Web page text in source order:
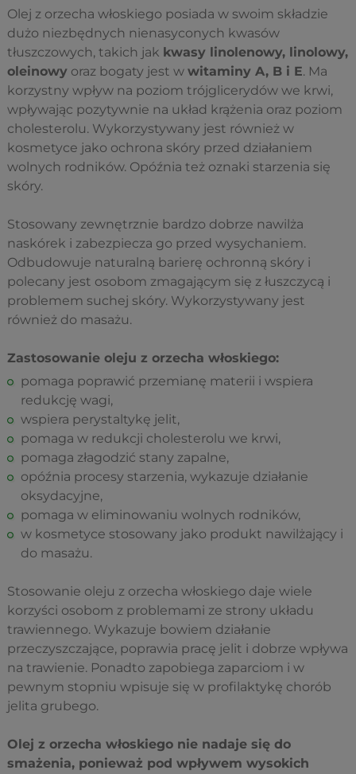
Olej z orzecha włoskiego posiada w swoim składzie
dużo niezbędnych nienasyconych kwasów
tłuszczowych, takich jak kwasy linolenowy, linolowy,
oleinowy oraz bogaty jest w witaminy A, B i E. Ma
korzystny wpływ na poziom trójglicerydów we krwi,
wpływając pozytywnie na układ krążenia oraz poziom
cholesterolu. Wykorzystywany jest również w
kosmetyce jako ochrona skóry przed działaniem
wolnych rodników. Opóźnia też oznaki starzenia się
skóry.
Stosowany zewnętrznie bardzo dobrze nawilża
naskórek i zabezpiecza go przed wysychaniem.
Odbudowuje naturalną barierę ochronną skóry i
polecany jest osobom zmagającym się z łuszczycą i
problemem suchej skóry. Wykorzystywany jest
również do masażu.
Zastosowanie oleju z orzecha włoskiego:
pomaga poprawić przemianę materii i wspiera
redukcję wagi,
wspiera perystaltykę jelit,
pomaga w redukcji cholesterolu we krwi,
pomaga złagodzić stany zapalne,
opóźnia procesy starzenia, wykazuje działanie
oksydacyjne,
pomaga w eliminowaniu wolnych rodników,
w kosmetyce stosowany jako produkt nawilżający i
do masażu.
Stosowanie oleju z orzecha włoskiego daje wiele
korzyści osobom z problemami ze strony układu
trawiennego. Wykazuje bowiem działanie
przeczyszczające, poprawia pracę jelit i dobrze wpływa
na trawienie. Ponadto zapobiega zaparciom i w
pewnym stopniu wpisuje się w profilaktykę chorób
jelita grubego.
Olej z orzecha włoskiego nie nadaje się do
smażenia, ponieważ pod wpływem wysokich